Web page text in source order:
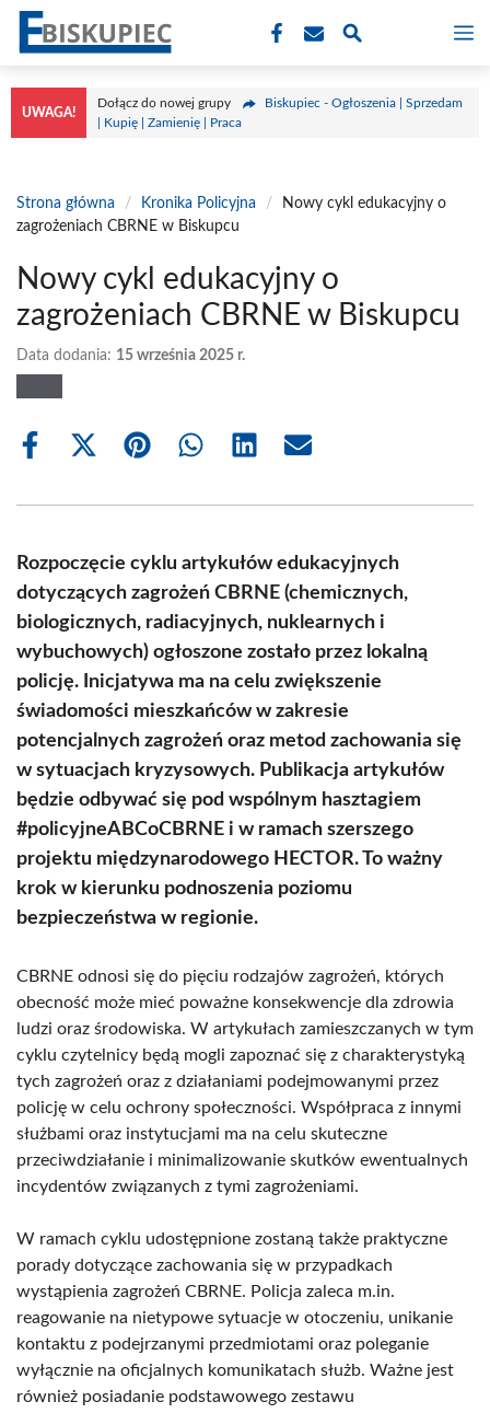
Przejdź
treści
UWAGA!
Dołącz do nowej grupy
Biskupiec - Ogłoszenia | Sprzedam
| Kupię | Zamienię | Praca
Strona główna / Kronika Policyjna /
Nowy cykl edukacyjny o
zagrożeniach CBRNE w Biskupcu
Nowy cykl edukacyjny o
zagrożeniach CBRNE w Biskupcu
Data dodania: 15 września 2025 r.
Share
Share
(Twitter)
Share Share Share Share
Rozpoczęcie cyklu artykułów edukacyjnych
dotyczących zagrożeń CBRNE (chemicznych,
biologicznych, radiacyjnych, nuklearnych i
wybuchowych) ogłoszone zostało przez lokalną
policję. Inicjatywa ma na celu zwiększenie
świadomości mieszkańców w zakresie
potencjalnych zagrożeń oraz metod zachowania się
w sytuacjach kryzysowych. Publikacja artykułów
będzie odbywać się pod wspólnym hasztagiem
#policyjneABCoCBRNE i w ramach szerszego
projektu międzynarodowego HECTOR. To ważny
krok w kierunku podnoszenia poziomu
bezpieczeństwa w regionie.
CBRNE odnosi się do pięciu rodzajów zagrożeń, których
obecność może mieć poważne konsekwencje dla zdrowia
ludzi oraz środowiska. W artykułach zamieszczanych w tym
cyklu czytelnicy będą mogli zapoznać się z charakterystyką
tych zagrożeń oraz z działaniami podejmowanymi przez
policję w celu ochrony społeczności. Współpraca z innymi
służbami oraz instytucjami ma na celu skuteczne
przeciwdziałanie i minimalizowanie skutków ewentualnych
incydentów związanych z tymi zagrożeniami.
W ramach cyklu udostępnione zostaną także praktyczne
porady dotyczące zachowania się w przypadkach
wystąpienia zagrożeń CBRNE. Policja zaleca m.in.
reagowanie na nietypowe sytuacje w otoczeniu, unikanie
kontaktu z podejrzanymi przedmiotami oraz poleganie
wyłącznie na oficjalnych komunikatach służb. Ważne jest
również posiadanie podstawowego zestawu